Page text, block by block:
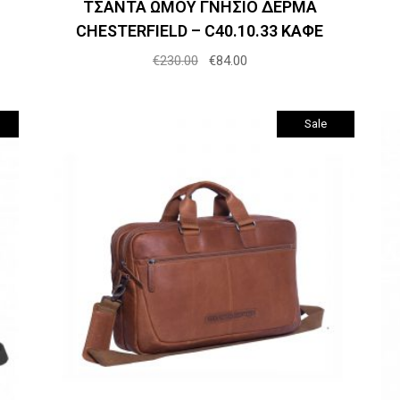
ΤΣΑΝΤΑ ΩΜΟΥ ΓΝΗΣΙΟ ΔΕΡΜΑ
CHESTERFIELD – C40.10.33 ΚΑΦΕ
€230.00
Original
price
€84.00Η
τρέχουσα
€84.00.
Sale
Προσθήκη στο καλάθι